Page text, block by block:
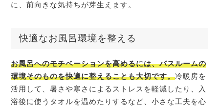
に、前向きな気持ちが芽生えます。
快適なお風呂環境を整える
お風呂へのモチベーションを高めるには、バスルームの
環境そのものを快適に整えることも大切です。冷暖房を
活用して、暑さや寒さによるストレスを軽減したり、入
浴後に使うタオルを温めたりするなど、小さな工夫を心